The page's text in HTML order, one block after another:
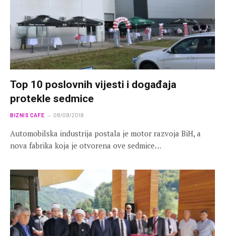
Top 10 poslovnih vijesti i događaja
protekle sedmice
BIZNIS CAFE 08/09/2018
Automobilska industrija postala je motor razvoja BiH, a
nova fabrika koja je otvorena ove sedmice…